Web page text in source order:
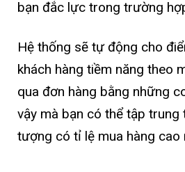
bạn đắc lực trong trường
Hệ thống sẽ tự động cho
khách hàng tiềm năng theo
qua đơn hàng bằng những
vậy mà bạn có thể tập trung
tượng có tỉ lệ mua hàng cao